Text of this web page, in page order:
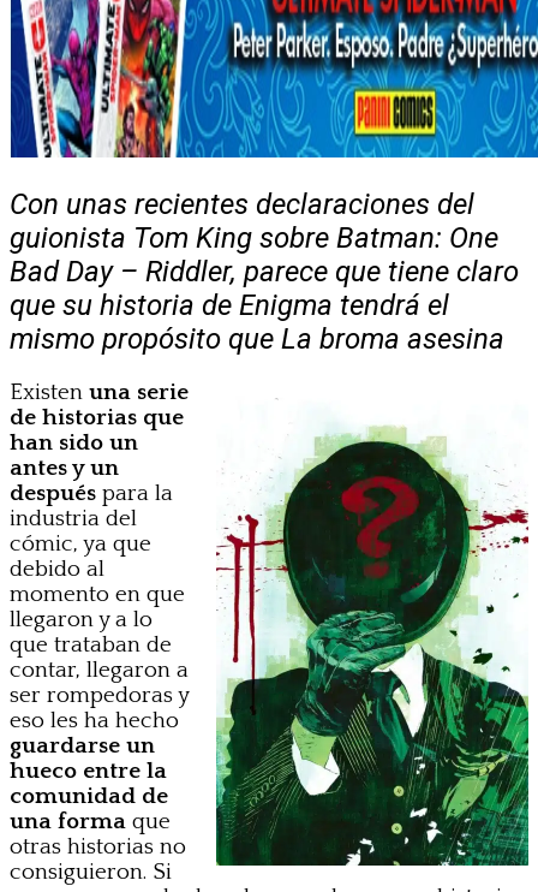
Con unas recientes declaraciones del
guionista Tom King sobre Batman: One
Bad Day – Riddler, parece que tiene claro
que su historia de Enigma tendrá el
mismo propósito que La broma asesina
Existen una serie
de historias que
han sido un
antes y un
después para la
industria del
cómic, ya que
debido al
momento en que
llegaron y a lo
que trataban de
contar, llegaron a
ser rompedoras y
eso les ha hecho
guardarse un
hueco entre la
comunidad de
una forma que
otras historias no
consiguieron. Si